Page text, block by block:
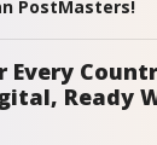
PostMasters!
Every
Ready